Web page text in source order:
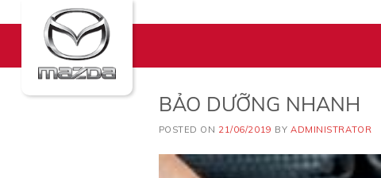
to
BẢO DƯỠNG NHANH
POSTED ON 21/06/2019 BY ADMINISTRATOR